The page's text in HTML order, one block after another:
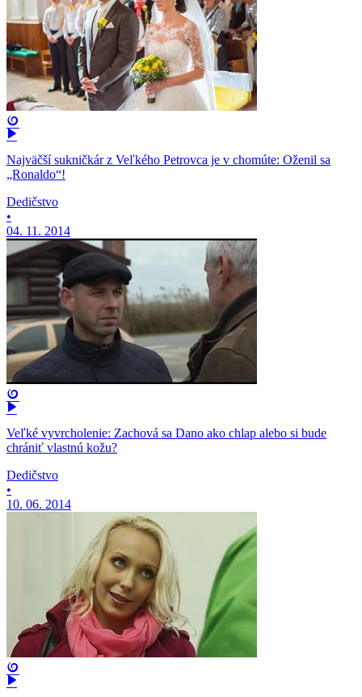
Najväčší sukničkár z Veľkého Petrovca je v chomúte: Oženil sa
„Ronaldo“!
Dedičstvo
•
04. 11. 2014
Veľké vyvrcholenie: Zachová sa Dano ako chlap alebo si bude
chrániť vlastnú kožu?
Dedičstvo
•
10. 06. 2014